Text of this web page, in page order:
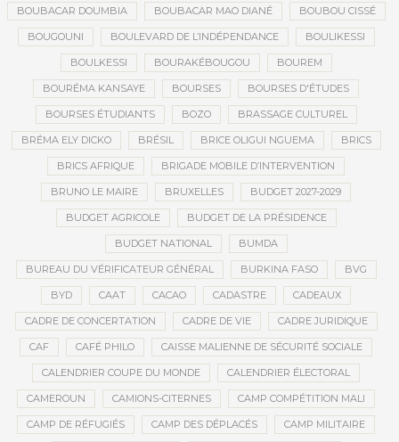
BOUBACAR DOUMBIA BOUBACAR MAO DIANÉ BOUBOU CISSÉ
BOUGOUNI BOULEVARD DE L’INDÉPENDANCE BOULIKESSI
BOULKESSI BOURAKÉBOUGOU BOUREM
BOURÉMA KANSAYE BOURSES BOURSES D'ÉTUDES
BOURSES ÉTUDIANTS BOZO BRASSAGE CULTUREL
BRÉMA ELY DICKO BRÉSIL BRICE OLIGUI NGUEMA BRICS
BRICS AFRIQUE BRIGADE MOBILE D’INTERVENTION
BRUNO LE MAIRE BRUXELLES BUDGET 2027-2029
BUDGET AGRICOLE BUDGET DE LA PRÉSIDENCE
BUDGET NATIONAL BUMDA
BUREAU DU VÉRIFICATEUR GÉNÉRAL BURKINA FASO BVG
BYD CAAT CACAO CADASTRE CADEAUX
CADRE DE CONCERTATION CADRE DE VIE CADRE JURIDIQUE
CAF CAFÉ PHILO CAISSE MALIENNE DE SÉCURITÉ SOCIALE
CALENDRIER COUPE DU MONDE CALENDRIER ÉLECTORAL
CAMEROUN CAMIONS-CITERNES CAMP COMPÉTITION MALI
CAMP DE RÉFUGIÉS CAMP DES DÉPLACÉS CAMP MILITAIRE